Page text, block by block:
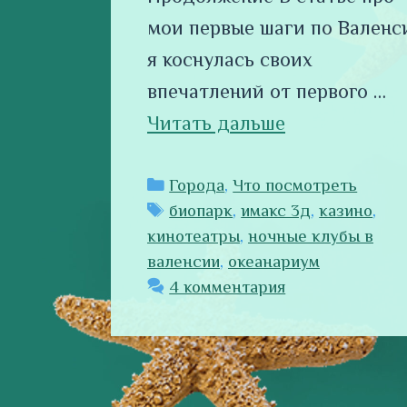
мои первые шаги по
я коснулась своих
впечатлений от первого …
Читать дальше
Рубрики
Города,Что посмотреть
Метки
биопарк,имакс 3д,казино,
кинотеатры, ночные клубы в
валенсии, океанариум
4 комментария